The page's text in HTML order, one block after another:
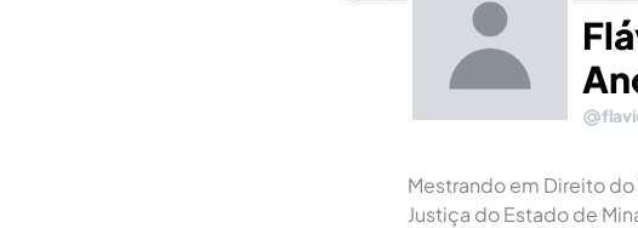
Mestrando em Direito
Justiça do Estado de